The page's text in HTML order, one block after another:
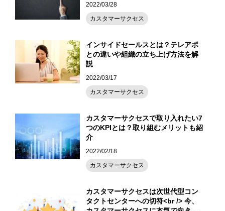
2022/03/28
カスタマーサクセス
インサイドセールスとは？テレアポ
との違いや組織の立ち上げ方法を解
説
2022/03/17
カスタマーサクセス
カスタマーサクセスで取り入れたい7
つのKPIとは？取り組むメリットも紹
介
2022/02/18
カスタマーサクセス
カスタマーサクセスは次世代型コン
タクトセンターへの切符<br /> 今、